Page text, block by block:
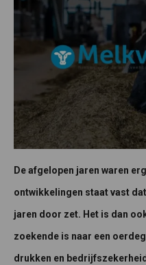
De afgelopen jaren waren
ontwikkelingen staat vast
jaren door zet. Het is dan
zoekende is naar een
drukken en